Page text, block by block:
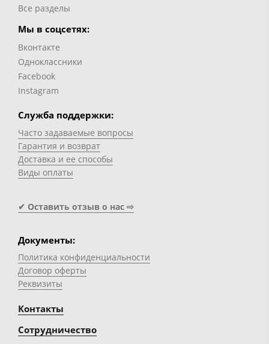
Все разделы
Мы в соцсетях:
Вконтакте
Одноклассники
Facebook
Instagram
Служба поддержки:
Часто задаваемые вопросы
Гарантия и возврат
Доставка и ее способы
Виды оплаты
✔ Оставить отзыв о нас ⇨
Документы:
Политика конфиденциальности
Договор оферты
Реквизиты
Контакты
Сотрудничество